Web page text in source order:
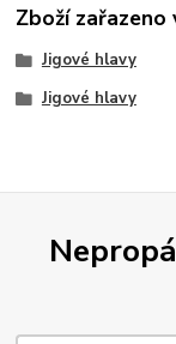
Zboží
Jigové hlavy
Jigové hlavy